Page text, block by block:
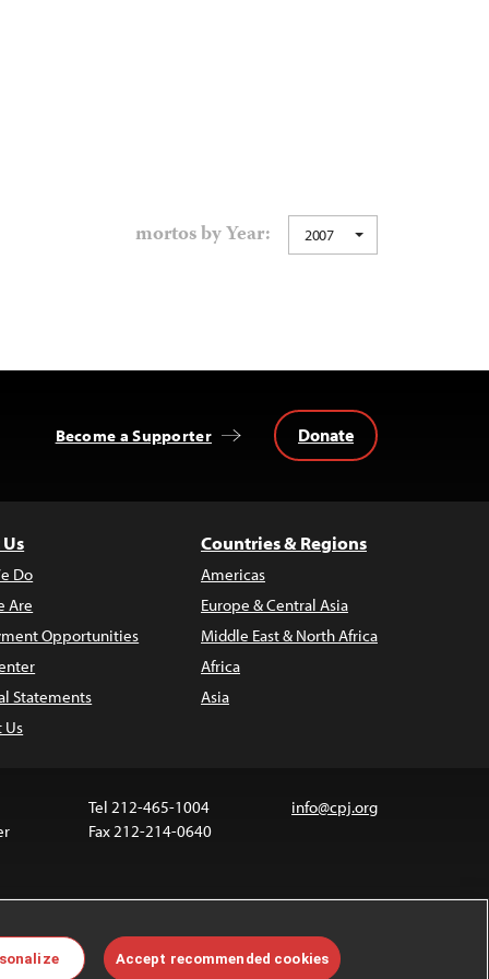
mortos by Year: 2007
Become a Supporter Donate
Do
Are
Opportunities
Statements
Us
Countries & Regions
Americas
Europe & Central Asia
Middle East & North Africa
Africa
Asia
Tel 212-465-1004
Fax 212-214-0640
info@cpj.org
are not covered by the Creative Commons
Accept recommended cookies